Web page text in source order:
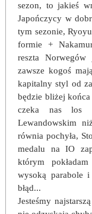
sezon, to jakieś
Japończycy w
tym sezonie,
formie +
reszta
zawsze kogoś
kapitalny styl od
będzie bliżej
czeka nas los
Lewandowskim
równia pochyła,
medalu na IO
którym
wysoką parabole
błąd...
Jesteśmy